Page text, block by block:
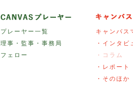
プレーヤー一覧
理事・監事・事務局
フェロー
キャンバス
・インタビ
・コラム
・レポート
・そのほか